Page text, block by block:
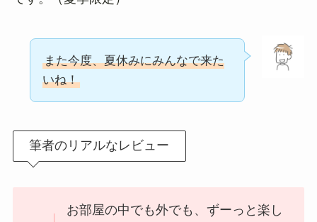
また今度、夏休みにみんなで来た
いね！
筆者のリアルなレビュー
お部屋の中でも外でも、ずーっと楽し